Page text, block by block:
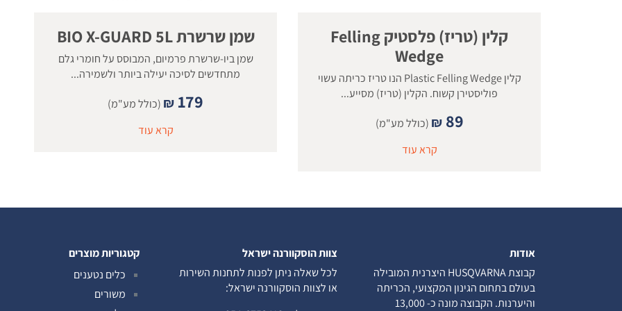
קלין (טריז) פלסטיק Felling
Wedge
קלין Plastic Felling Wedge הנו טריז כריתה עשוי
פוליסטירן קשוח. הקלין (טריז) מסייע...
₪ 89
(כולל מע"מ)
קרא עוד
שמן שרשרת BIO X-GUARD 5L
שמן ביו-שרשרת פרמיום, המבוסס על חומרי גלם
מתחדשים לסיכה יעילה ביותר ולשמירה...
₪ 179
(כולל מע"מ)
קרא עוד
אודות
קבוצת HUSQVARNA היצרנית המובילה
בעולם בתחום הגינון המקצועי, הכריתה
והיערנות. הקבוצה מונה כ- 13,000
צוות הוסקוורנה ישראל
לכל שאלה ניתן לפנות לתחנות השירות
או לצוות הוסקוורנה ישראל:
קטגוריות מוצרים
כלים נטענים
משורים